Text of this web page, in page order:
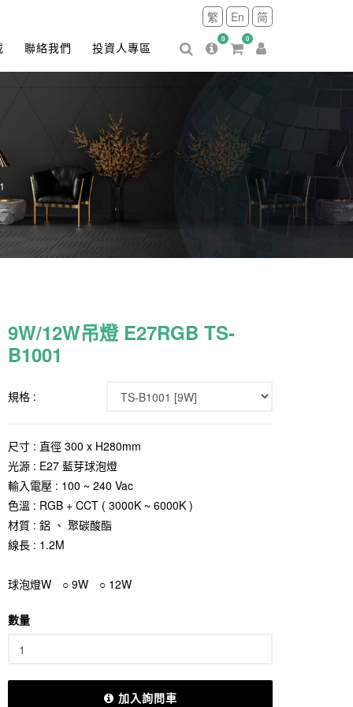
繁 En 简
0 0
聯絡我們 投資人專區
9W/12W吊燈 E27RGB TS-
B1001
規格 :
尺寸 : 直徑 300 x H280mm
光源 : E27 藍芽球泡燈
輸入電壓 : 100 ~ 240 Vac
色溫 : RGB + CCT ( 3000K ~ 6000K )
材質 : 鋁 、 聚碳酸酯
線長 : 1.2M
球泡燈W ○ 9W ○ 12W
數量
加入詢問車